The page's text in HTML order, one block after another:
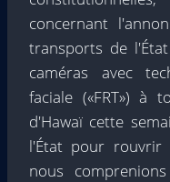
concernant
transports de l'État
caméras avec
faciale («FRT») à
d'Hawaï cette
l'État pour rouvrir
nous